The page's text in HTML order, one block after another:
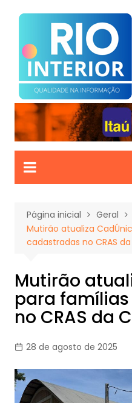
para
conteúdo
Página inicial
Geral
Mutirão atualiza
cadastradas no CRAS
Mutirão
para
no CRAS da
28 de agosto de 2025